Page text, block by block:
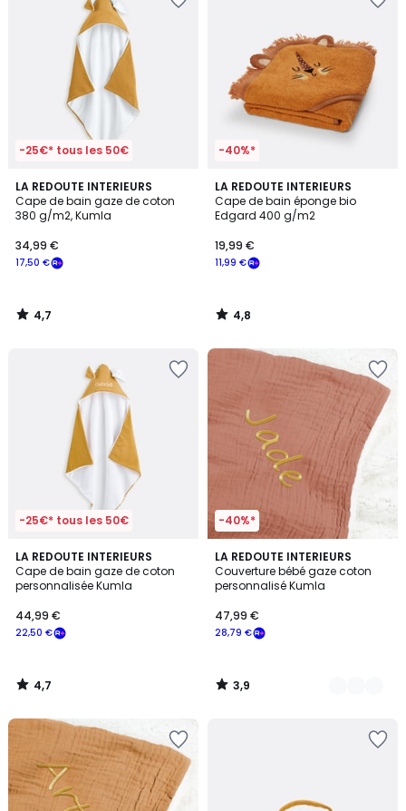
-25€* tous les 50€
LA REDOUTE INTERIEURS
Cape de bain gaze de coton
380 g/m2, Kumla
17,50 €
34,99 €
4,7
/ 5
4,7
/
-40%*
LA REDOUTE INTERIEURS
Cape de bain éponge bio
Edgard 400 g/m2
11,99 €
19,99 €
4,8
/ 5
4,8
/
-25€* tous les 50€
LA REDOUTE INTERIEURS
Cape de bain gaze de coton
personnalisée Kumla
22,50 €
44,99 €
4,7
/ 5
4,7
/
-40%*
LA REDOUTE INTERIEURS
Couverture bébé gaze coton
personnalisé Kumla
28,79 €
47,99 €
3,9
/ 5
5
Couleurs
3,9
/